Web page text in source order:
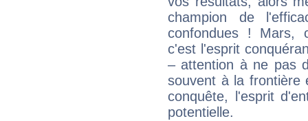
champion de
confondues ! Mars,
c'est l'esprit
– attention à ne pas
souvent à la frontière
conquête, l'esprit
potentielle.